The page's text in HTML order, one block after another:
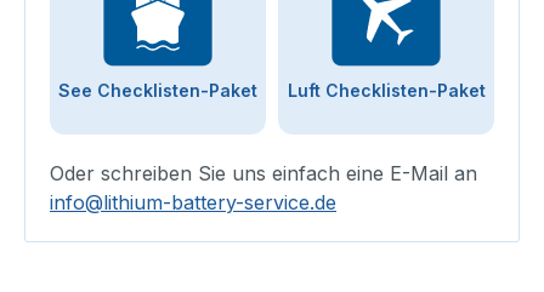
See Checklisten-Paket Luft Checklisten-Paket
Oder schreiben Sie uns einfach eine E-Mail an
info@lithium-battery-service.de